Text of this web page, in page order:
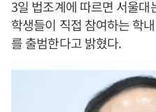
3일 법조계에 따르면 서울
학생들이 직접 참여하는 학
를 출범한다고 밝혔다.